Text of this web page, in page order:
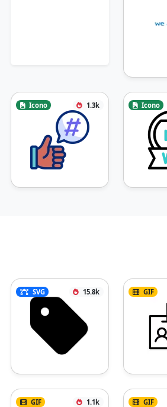
Icono 1.3k Icono
SVG 15.8k GIF
GIF 1.1k GIF